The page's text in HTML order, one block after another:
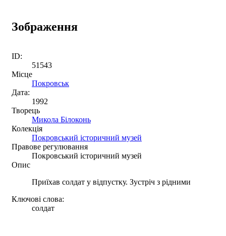
Зображення
ID:
51543
Місце
Покровськ
Дата:
1992
Творець
Микола Білоконь
Колекція
Покровський історичний музей
Правове регулювання
Покровський історичний музей
Опис
Приїхав солдат у відпустку. Зустріч з рідними
Ключові слова:
солдат